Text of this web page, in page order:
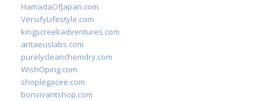
HamadaOfJapan.com
VersifyLifestyle.com
kingscreekadventures.com
antaeuslabs.com
purelycleanchemdry.com
WishOping.com
shoplegacee.com
bonvivantshop.com